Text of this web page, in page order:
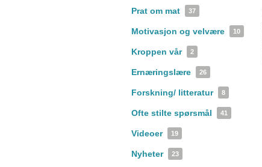
Prat om mat 37
Motivasjon og velvære 10
Kroppen vår 2
Ernæringslære 26
Forskning/ litteratur 8
Ofte stilte spørsmål 41
Videoer 19
Nyheter 23